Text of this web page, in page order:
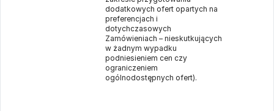
dodatkowych ofert opartych na
preferencjach i
dotychczasowych
Zamówieniach – nieskutkujących
w żadnym wypadku
podniesieniem cen czy
ograniczeniem
ogólnodostępnych ofert).